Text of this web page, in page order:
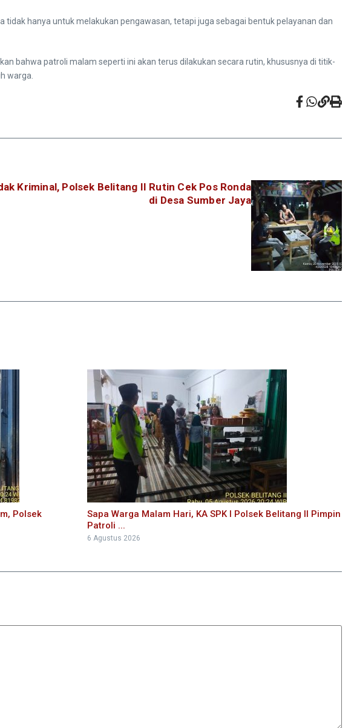
hanya untuk melakukan pengawasan, tetapi juga sebagai bentuk pelayanan dan
bahwa patroli malam seperti ini akan terus dilakukan secara rutin, khususnya di titik-
warga.
Kriminal, Polsek Belitang II Rutin Cek Pos Ronda
di Desa Sumber Jaya
Polsek
Sapa Warga Malam Hari, KA SPK I Polsek Belitang II Pimpin
Patroli ...
6 Agustus 2026